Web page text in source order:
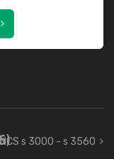
s 3000 - s 3560